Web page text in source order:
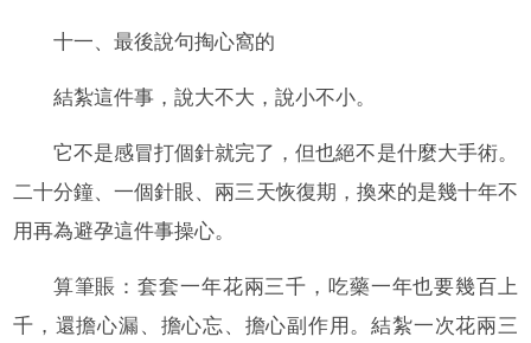
十一、最後說句掏心窩的
結紮這件事，說大不大，說小不小。
它不是感冒打個針就完了，但也絕不是什麼大手術。
二十分鐘、一個針眼、兩三天恢復期，換來的是幾十年不
用再為避孕這件事操心。
算筆賬：套套一年花兩三千，吃藥一年也要幾百上
千，還擔心漏、擔心忘、擔心副作用。結紮一次花兩三